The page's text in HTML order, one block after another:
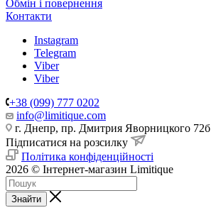
Обмін і повернення
Контакти
Instagram
Telegram
Viber
Viber
+38 (099) 777 0202
info@limitique.com
г. Днепр, пр. Дмитрия Яворницкого 72б
Підписатися на розсилку
Політика конфіденційності
2026 © Інтернет-магазин Limitique
Знайти